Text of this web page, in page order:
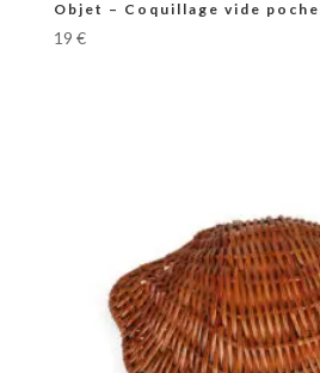
Objet – Coquillage vide poche
19 €